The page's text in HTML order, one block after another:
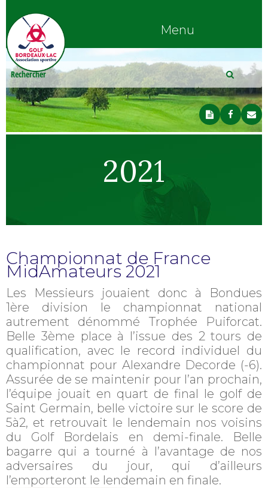
Menu
2021
Championnat de France
MidAmateurs 2021
Les Messieurs jouaient donc à Bondues
1ère division le championnat national
autrement dénommé Trophée Puiforcat.
Belle 3ème place à l’issue des 2 tours de
qualification, avec le record individuel du
championnat pour Alexandre Decorde (-6).
Assurée de se maintenir pour l’an prochain,
l’équipe jouait en quart de final le golf de
Saint Germain, belle victoire sur le score de
5à2, et retrouvait le lendemain nos voisins
du Golf Bordelais en demi-finale. Belle
bagarre qui a tourné à l’avantage de nos
adversaires du jour, qui d’ailleurs
l’emporteront le lendemain en finale.